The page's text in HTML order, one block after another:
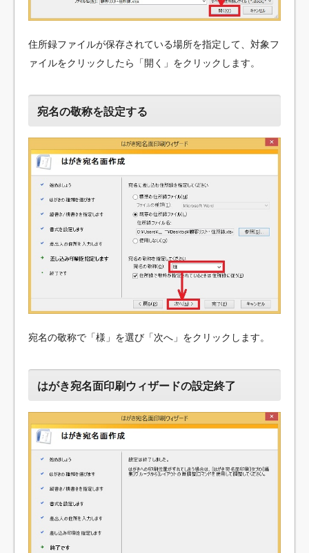
住所録ファイルが保存されている場所を指定して、対象フ
ァイルをクリックしたら「開く」をクリックします。
宛名の敬称を設定する
宛名の敬称で「様」を選び「次へ」をクリックします。
はがき宛名面印刷ウィザードの設定終了